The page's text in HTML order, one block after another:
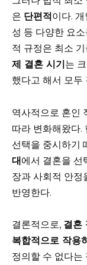
은 단편적 이다.
성 등 다양한 요소
적 규정은 최소
제 결혼 시기 는
했다고 해서 모두
역사적으로 혼인
따라 변화해왔다.
선택을 중시하기
대에서 결혼을 선
장과 사회적 안정
반영한다.
결론적으로, 결혼
복합적으로 작용
정의할 수 없다는